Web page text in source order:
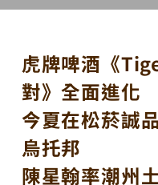
虎牌啤酒《
對》全面進化
今夏在松菸誠
烏托邦
陳星翰率潮州